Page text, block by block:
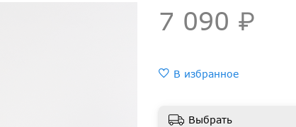
7 090 ₽
В избранное
Выбрать